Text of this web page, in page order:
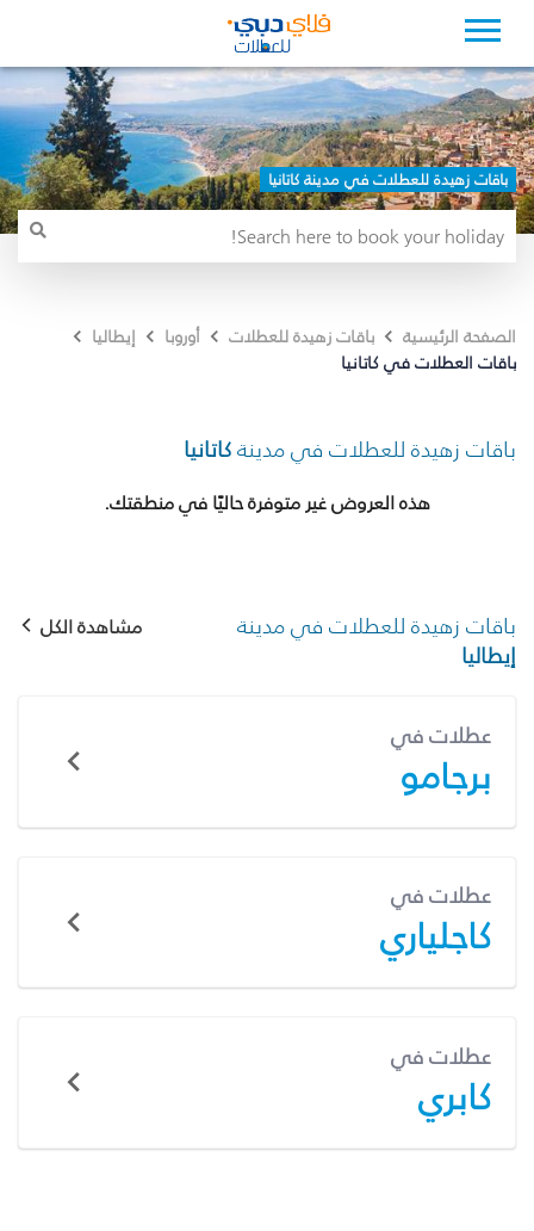
باقات زهيدة للعطلات في مدينة كاتانيا
الصفحة الرئيسية باقات زهيدة للعطلات أوروبا
إيطاليا
باقات العطلات في كاتانيا
باقات زهيدة للعطلات في مدينةكاتانيا
هذه العروض غير متوفرة حاليًا في منطقتك.
باقات زهيدة للعطلات في مدينة
إيطاليا
مشاهدة الكل
عطلات في
برجامو
عطلات في
كاجلياري
عطلات في
كابري